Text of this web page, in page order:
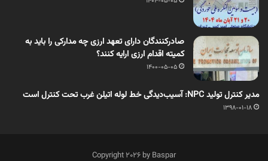
صادرکنندگان دارای تعهد ارزی چه مدارکی را باید به
کمیته اقدام ارزی ارایه کنند؟
1400-05-05
مدیر کنترل تولید NPC: آسیب‌دیدگی خط لوله اتیلن غرب تحت کنترل است
1398-01-18
Copyright 2026 by Baspar